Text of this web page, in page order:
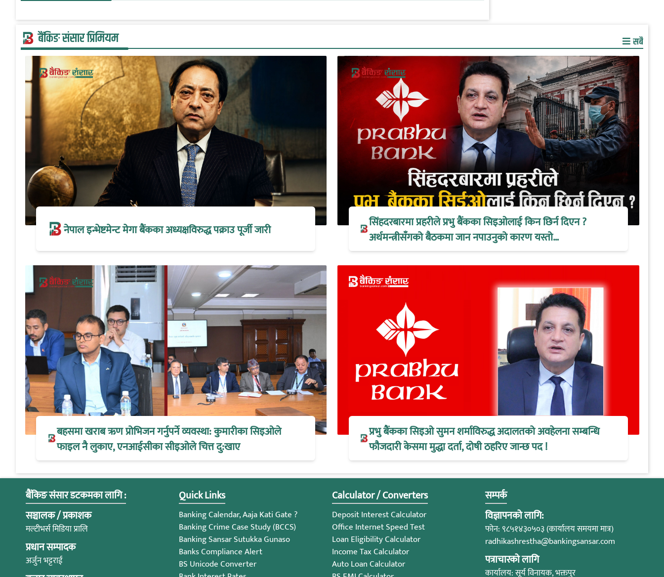
बैंकिङ संसार प्रिमियम सबै
नेपाल इन्भेष्टमेन्ट मेगा बैंकका अध्यक्षविरुद्ध पक्राउ पूर्जी जारी
सिंहदरबारमा प्रहरीले प्रभु बैंकका सिइओलाई किन छिर्न दिएन ?
अर्थमन्त्रीसँगको बैठकमा जान नपाउनुको कारण यस्तो…
बहसमा खराब ऋण प्रोभिजन गर्नुपर्ने व्यवस्था: कुमारीका सिइओले
फाइल नै लुकाए, एनआईसीका सीइओले चित्त दु:खाए
प्रभु बैंकका सिइओ सुमन शर्माविरुद्ध अदालतको अवहेलना सम्बन्धि
फौजदारी केसमा मुद्धा दर्ता, दोषी ठहरिए जान्छ पद !
बैंकिङ संसार डटकमका लागि :
सञ्चालक / प्रकाशक
मल्टीभर्स मिडिया प्रालि
प्रधान सम्पादक
अर्जुन भट्टराई
Quick Links
Banking Calendar, Aaja Kati Gate ?
Banking Crime Case Study (BCCS)
Banking Sansar Sutukka Gunaso
Banks Compliance Alert
BS Unicode Converter
Calculator / Converters
Deposit Interest Calculator
Office Internet Speed Test
Loan Eligibility Calculator
Income Tax Calculator
Auto Loan Calculator
सम्पर्क
विज्ञापनको लागि:
फोन: ९८५१४३०५०३ (कार्यालय समयमा मात्र)
radhikashrestha@bankingsansar.com
पत्राचारको लागि
कार्यालय: सूर्य विनायक, भक्तपुर